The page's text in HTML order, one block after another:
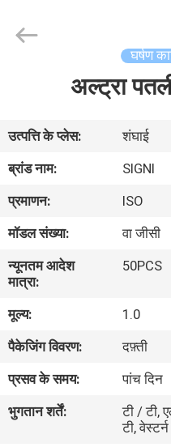
उत्पादों
हमारे
बारे
भ्रमण
गुणवत्ता
नियंत्रण
supplier.
Copyright
LTD.
Reserved.
घर्षण
अल्ट्रा
उत्पत्ति के प्लेस:
शंघाई
ब्रांड नाम:
SIGNI
प्रमाणन:
ISO
मॉडल संख्या:
वा जीसी
न्यूनतम आदेश
मात्रा:
50PCS
मूल्य:
1.0
पैकेजिंग विवरण:
दफ़्ती
प्रसव के समय:
पांच दिन
भुगतान शर्तें:
टी / टी,
टी,